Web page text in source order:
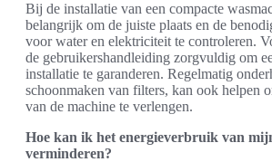
Bij de installatie van een compacte
belangrijk om de juiste plaats en de
voor water en elektriciteit te controleren.
de gebruikershandleiding zorgvuldig om
installatie te garanderen. Regelmatig
schoonmaken van filters, kan ook helpen
van de machine te verlengen.
Hoe kan ik het energieverbruik van
verminderen?